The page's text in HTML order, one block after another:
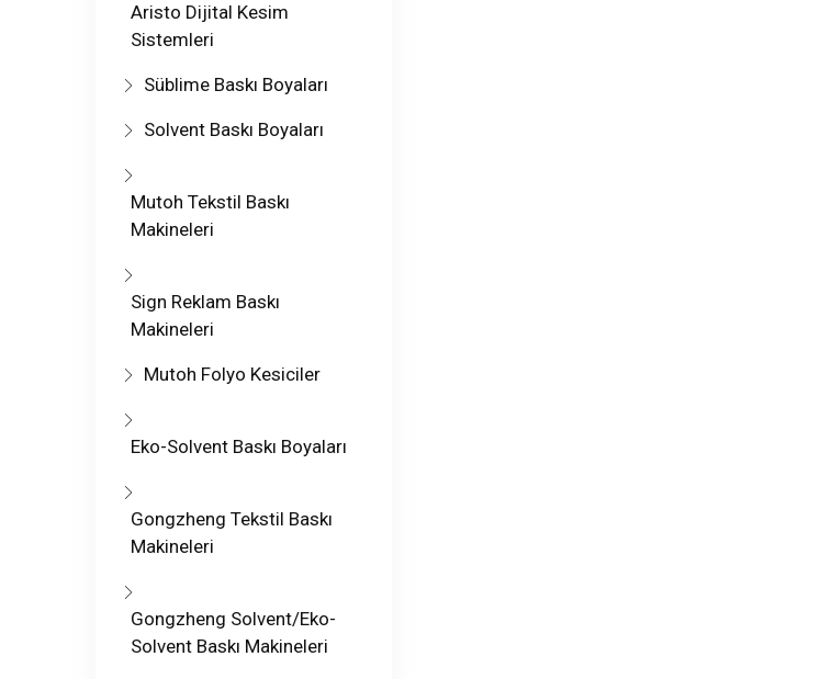
Aristo Dijital Kesim
Sistemleri
Süblime Baskı Boyaları
Solvent Baskı Boyaları
Mutoh Tekstil Baskı
Makineleri
Sign Reklam Baskı
Makineleri
Mutoh Folyo Kesiciler
Eko-Solvent Baskı Boyaları
Gongzheng Tekstil Baskı
Makineleri
Gongzheng Solvent/Eko-
Solvent Baskı Makineleri